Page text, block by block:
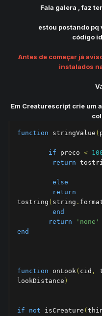
Fala galera , faz
estou postando
código
Antes de começar já
instalados
Em Creaturescript crie um
function stringValue (
if preco <
return
else
return
tostring ( string .
end
return
'none'
end
function onLook( cid ,
lookDistance )
if not isCreature (